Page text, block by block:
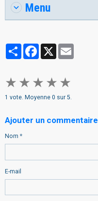
Menu
PartagerFacebook
★ ★ ★ ★ ★
1 vote. Moyenne 0 sur 5.
Ajouter un commentaire
Nom
E-mail